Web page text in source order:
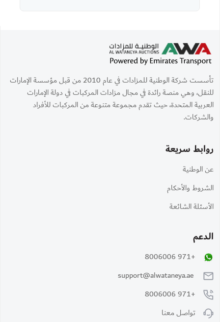
تأسست شركة الوطنية للمزادات في عام 2010 من قبل مؤسسة الإمارات
للنقل، وهي منصة رائدة في مجال مزادات المركبات في دولة الإمارات
العربية المتحدة، حيث تقدم مجموعة متنوعة من المركبات للأفراد
والشركات.
روابط سريعة
عن الوطنية
الشروط والأحكام
الأسئلة الشائعة
الدعم
+971 8006006
support@alwataneya.ae
+971 8006006
تواصل معنا